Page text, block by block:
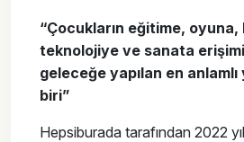
“Çocukların eğitime, oyuna,
teknolojiye ve sanata
geleceğe yapılan en anlamlı
biri”
Hepsiburada tarafından 2022